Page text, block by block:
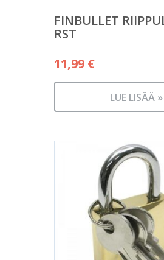
FINBULLET
RST
11,99 €
LUE LISÄÄ »